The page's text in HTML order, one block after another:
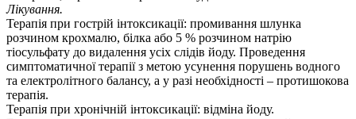
Лікування.
Терапія при гострій інтоксикації: промивання шлунка
розчином крохмалю, білка або 5 % розчином натрію
тіосульфату до видалення усіх слідів йоду. Проведення
симптоматичної терапії з метою усунення порушень водного
та електролітного балансу, а у разі необхідності – протишокова
терапія.
Терапія при хронічній інтоксикації: відміна йоду.